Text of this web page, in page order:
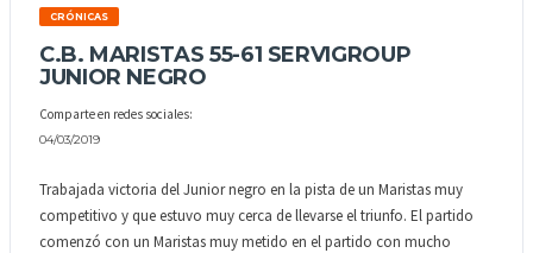
CRÓNICAS
C.B. MARISTAS 55-61 SERVIGROUP
JUNIOR NEGRO
Comparte en redes sociales:
04/03/2019
Trabajada victoria del Junior negro en la pista de un Maristas muy
competitivo y que estuvo muy cerca de llevarse el triunfo. El partido
comenzó con un Maristas muy metido en el partido con mucho